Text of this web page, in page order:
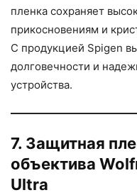
пленка сохраняет
прикосновениям и
С продукцией Spigen
долговечности и
устройства.
7. Защитная
объектива
Ultra